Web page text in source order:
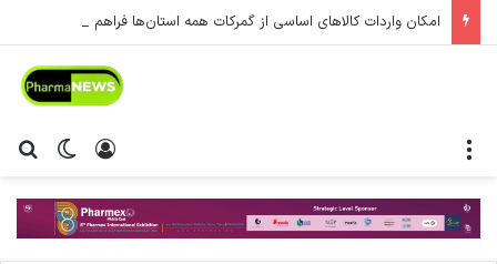
امکان واردات کالاهای اساسی از گمرکات همه استان‌ها فراهم شد.
تغییر ورود